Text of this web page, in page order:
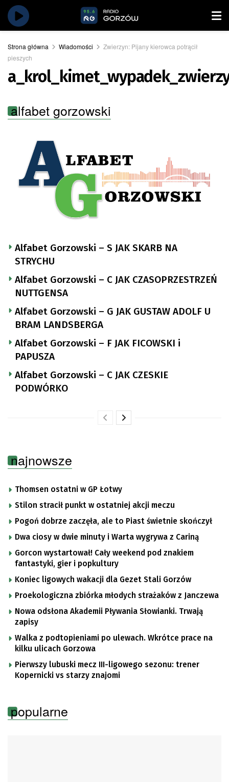
Strona główna Wiadomości
Zwierzyn: Pijany kierowca potrącił
pieszych
alfabet gorzowski
Alfabet Gorzowski – S JAK SKARB NA
STRYCHU
Alfabet Gorzowski – C JAK CZASOPRZESTRZEŃ
NUTTGENSA
Alfabet Gorzowski – G JAK GUSTAW ADOLF U
BRAM LANDSBERGA
Alfabet Gorzowski – F JAK FICOWSKI i
PAPUSZA
Alfabet Gorzowski – C JAK CZESKIE
PODWÓRKO
najnowsze
Thomsen ostatni w GP Łotwy
Stilon stracił punkt w ostatniej akcji meczu
Pogoń dobrze zaczęła, ale to Piast świetnie skończył
Dwa ciosy w dwie minuty i Warta wygrywa z Cariną
Gorcon wystartował! Cały weekend pod znakiem
fantastyki, gier i popkultury
Koniec ligowych wakacji dla Gezet Stali Gorzów
Proekologiczna zbiórka młodych strażaków z Janczewa
Nowa odsłona Akademii Pływania Słowianki. Trwają
zapisy
Walka z podtopieniami po ulewach. Wkrótce prace na
kilku ulicach Gorzowa
Pierwszy lubuski mecz III-ligowego sezonu: trener
Kopernicki vs starzy znajomi
popularne